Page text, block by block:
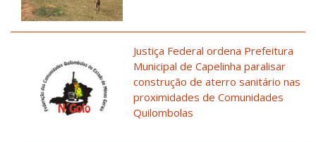
Justiça Federal ordena Prefeitura
Municipal de Capelinha paralisar
construção de aterro sanitário nas
proximidades de Comunidades
Quilombolas